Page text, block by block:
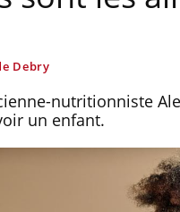
Debry
nutritionniste
un enfant.